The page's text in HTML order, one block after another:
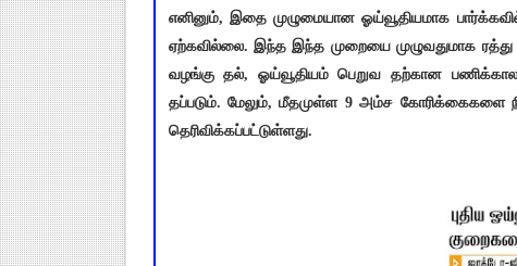
எனினும், இதை முழுமையான ஓய்வூதியமாக
ஏற்கவில்லை. இந்த இந்த முறையை முழுவதுமாக
வழங்கு தல், ஓய்வூதியம் பெறுவ தற்கான
தப்படும். மேலும், மீதமுள்ள 9 அம்ச கோரிக்கைகளை
தெரிவிக்கப்பட்டுள்ளது.